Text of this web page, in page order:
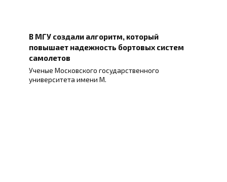
В МГУ создали алгоритм, который
повышает надежность бортовых систем
самолетов
Ученые Московского государственного
университета имени М.